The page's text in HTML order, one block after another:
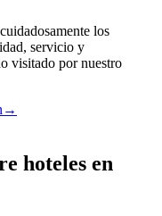
los
servicio y
visitado por nuestro
→
hoteles en